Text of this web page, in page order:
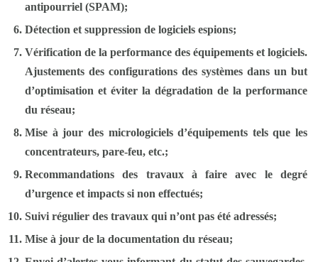
antipourriel (SPAM);
Détection et suppression de logiciels espions;
Vérification de la performance des équipements et logiciels.
Ajustements des configurations des systèmes dans un but
d’optimisation et éviter la dégradation de la performance
du réseau;
Mise à jour des micrologiciels d’équipements tels que les
concentrateurs, pare-feu, etc.;
Recommandations des travaux à faire avec le degré
d’urgence et impacts si non effectués;
Suivi régulier des travaux qui n’ont pas été adressés;
Mise à jour de la documentation du réseau;